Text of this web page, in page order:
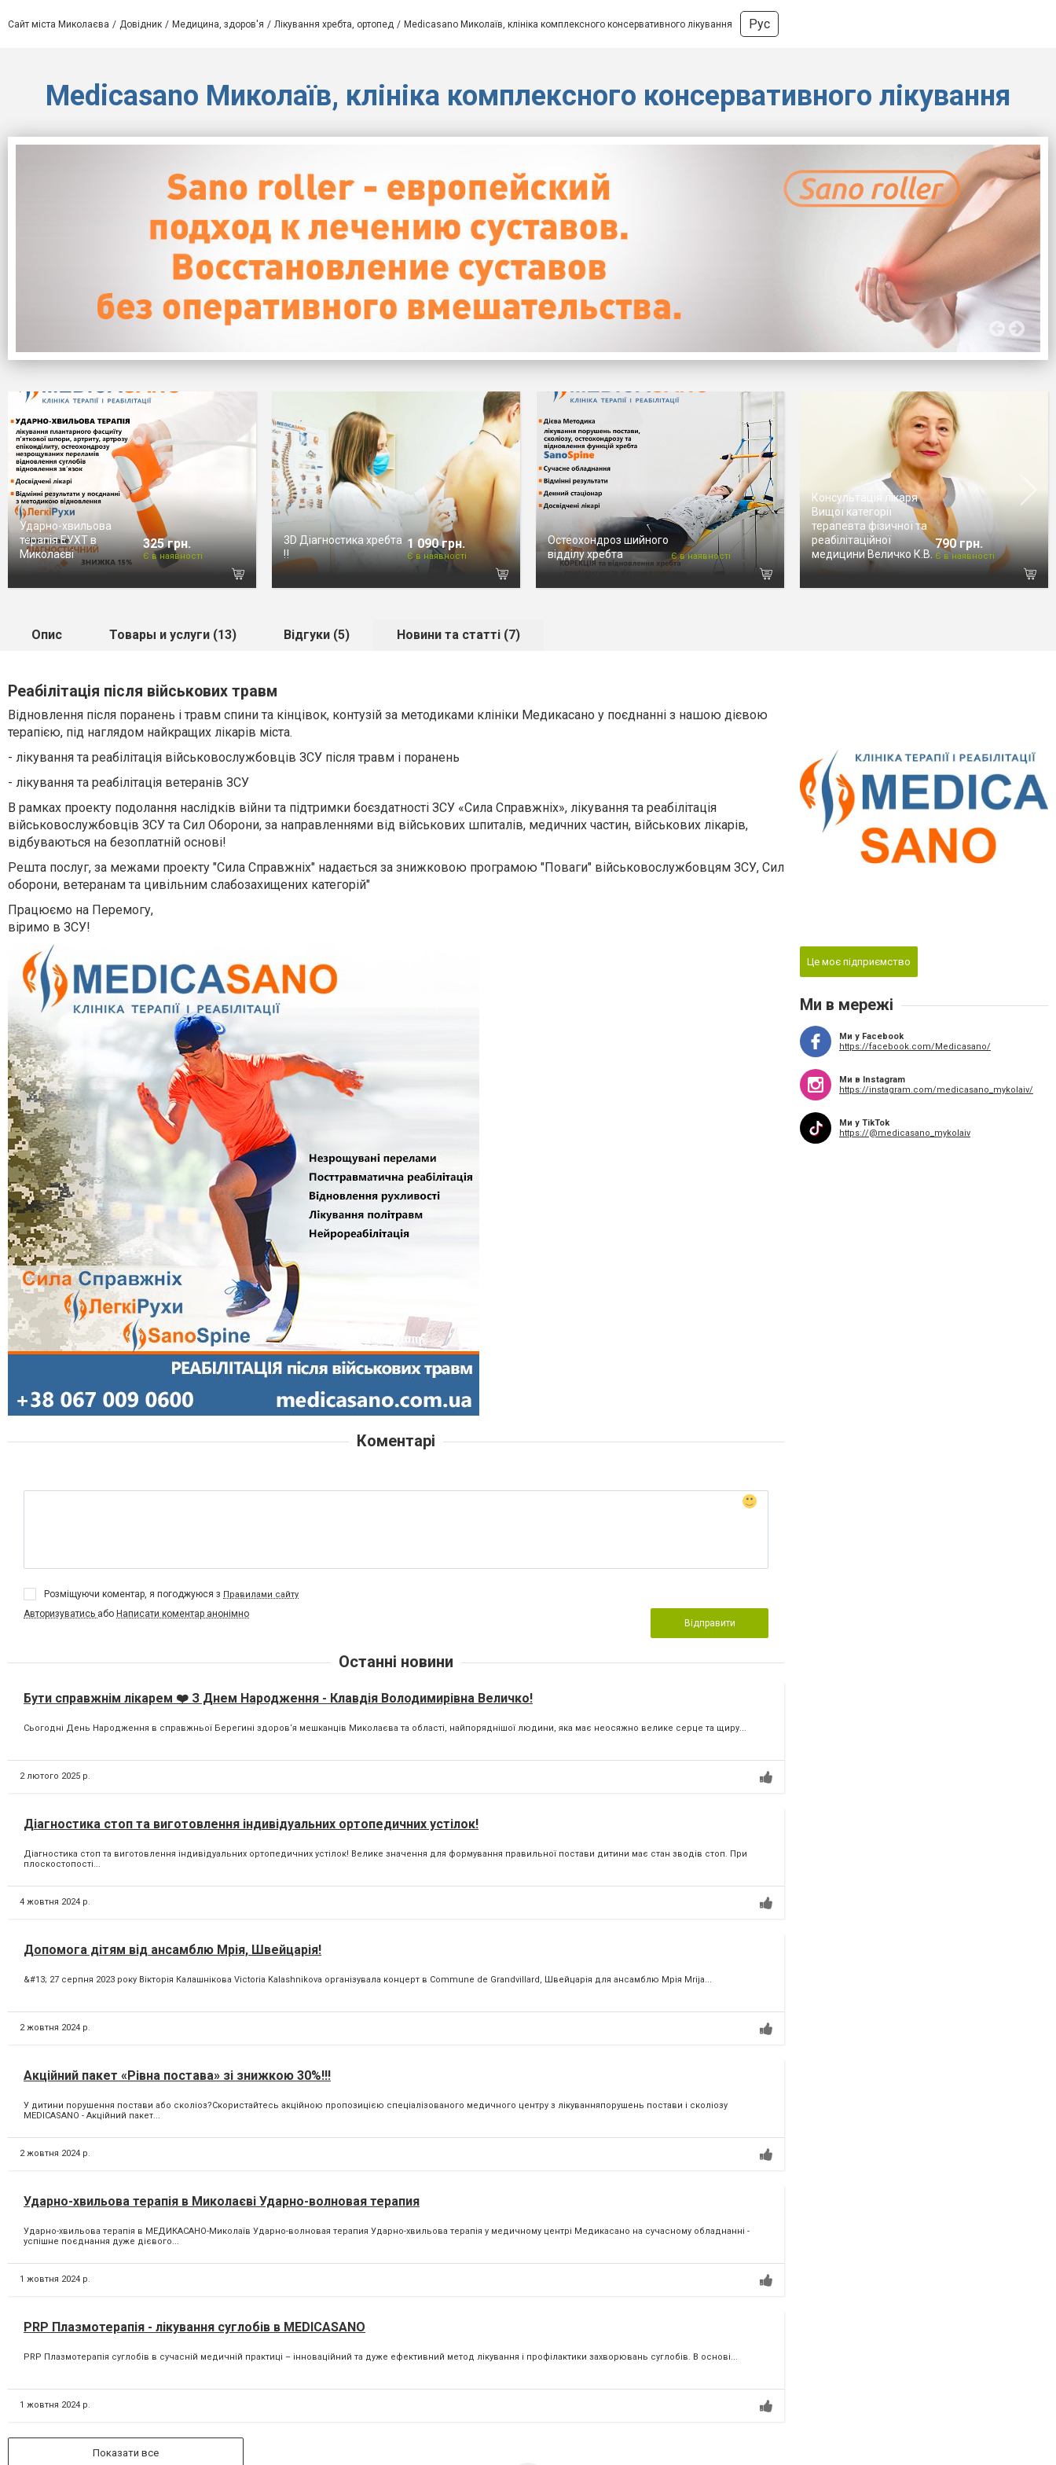
Сайт міста Миколаєва Довідник Медицина, здоров'я Лікування хребта, ортопед Medicasano Миколаїв, клініка комплексного консервативного лікування Рус
Medicasano Миколаїв, клініка комплексного консервативного лікування
Ударно-хвильова
терапія ЕУХТ в
Миколаєві
325 грн.
Є в наявності
3D Діагностика хребта
‼️
1 090 грн.
Є в наявності
Остеохондроз шийного
відділу хребта
Є в наявності
Консультація лікаря
Вищої категорії
терапевта фізичної та
реабілітаційної
медицини Величко К.В.
790 грн.
Є в наявності
Опис Товары и услуги (13) Відгуки (5) Новини та статті (7)
Реабілітація після військових травм
Відновлення після поранень і травм спини та кінцівок, контузій за методиками клініки Медикасано у поєднанні з нашою дієвою
терапією, під наглядом найкращих лікарів міста.
- лікування та реабілітація військовослужбовців ЗСУ після травм і поранень
- лікування та реабілітація ветеранів ЗСУ
В рамках проекту подолання наслідків війни та підтримки боєздатності ЗСУ «Сила Справжніх», лікування та реабілітація
військовослужбовців ЗСУ та Сил Оборони, за направленнями від військових шпиталів, медичних частин, військових лікарів,
відбуваються на безоплатній основі!
Решта послуг, за межами проекту "Сила Справжніх" надається за знижковою програмою "Поваги" військовослужбовцям ЗСУ, Сил
оборони, ветеранам та цивільним слабозахищених категорій"
Працюємо на Перемогу,
віримо в ЗСУ!
Коментарі
Розміщуючи коментар, я погоджуюся з Правилами сайту
Авторизуватись або Написати коментар анонімно
Відправити
Останні новини
Бути справжнім лікарем ❤️ З Днем Народження - Клавдія Володимирівна Величко!
Сьогодні День Народження в справжньої Берегині здоров‘я мешканців Миколаєва та області, найпоряднішої людини, яка має неосяжно велике серце та щиру...
2 лютого 2025 р.
Діагностика стоп та виготовлення індивідуальних ортопедичних устілок!
Діагностика стоп та виготовлення індивідуальних ортопедичних устілок! Велике значення для формування правильної постави дитини має стан зводів стоп. При
плоскостопості...
4 жовтня 2024 р.
Допомога дітям від ансамблю Мрія, Швейцарія!
&#13; 27 серпня 2023 року Вікторія Калашнікова Victoria Kalashnikova організувала концерт в Commune de Grandvillard, Швейцарія для ансамблю Мрія Mrija...
2 жовтня 2024 р.
Акційний пакет «Рівна постава» зі знижкою 30%!!!
У дитини порушення постави або сколіоз?Скористайтесь акційною пропозицією спеціалізованого медичного центру з лікуванняпорушень постави і сколіозу
MEDICASANO - Акційний пакет...
2 жовтня 2024 р.
Ударно-хвильова терапія в Миколаєві Ударно-волновая терапия
Ударно-хвильова терапія в МЕДИКАСАНО-Миколаїв Ударно-волновая терапия Ударно-хвильова терапія у медичному центрі Медикасано на сучасному обладнанні -
успішне поєднання дуже дієвого...
1 жовтня 2024 р.
PRP Плазмотерапія - лікування суглобів в MEDICASANO
PRP Плазмотерапія суглобів в сучасній медичній практиці – інноваційний та дуже ефективний метод лікування і профілактики захворювань суглобів. В основі...
1 жовтня 2024 р.
Показати все
Це моє підприємство
Ми в мережі
Ми у Facebook
https://facebook.com/Medicasano/
Ми в Instagram
https://instagram.com/medicasano_mykolaiv/
Ми у TikTok
https://@medicasano_mykolaiv